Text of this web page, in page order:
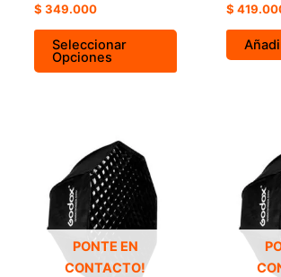
$ 349.000
Seleccionar
Opciones
$
PONTE EN
CONTACTO!